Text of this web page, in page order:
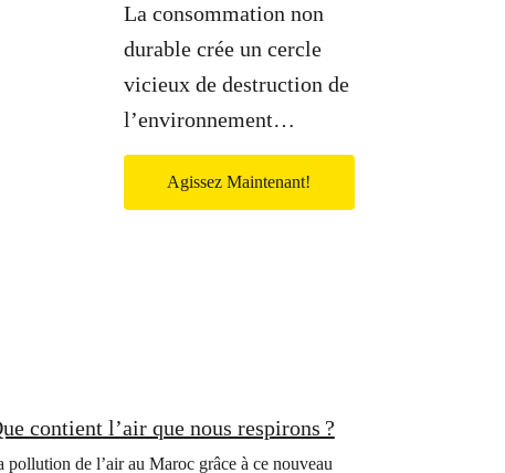
La consommation non
durable crée un cercle
vicieux de destruction de
l’environnement…
Agissez Maintenant!
contient l’air que nous respirons ?
de l’air au Maroc grâce à ce nouveau